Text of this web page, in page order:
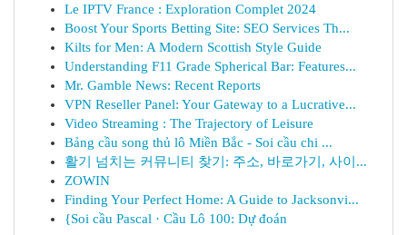
Le IPTV France : Exploration Complet 2024
Boost Your Sports Betting Site: SEO Services Th...
Kilts for Men: A Modern Scottish Style Guide
Understanding F11 Grade Spherical Bar: Features...
Mr. Gamble News: Recent Reports
VPN Reseller Panel: Your Gateway to a Lucrative...
Video Streaming : The Trajectory of Leisure
Bảng cầu song thủ lô Miền Bắc - Soi cầu chi ...
활기 넘치는 커뮤니티 찾기: 주소, 바로가기, 사이...
ZOWIN
Finding Your Perfect Home: A Guide to Jacksonvi...
{Soi cầu Pascal · Cầu Lô 100: Dự đoán